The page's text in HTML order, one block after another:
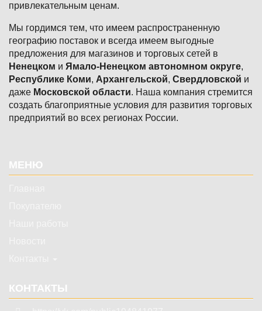
привлекательным ценам.
Мы гордимся тем, что имеем распространенную
географию поставок и всегда имеем выгодные
предложения для магазинов и торговых сетей в
Ненецком и Ямало-Ненецком автономном округе,
Республике Коми, Архангельской, Свердловской и
даже Московской области. Наша компания стремится
создать благоприятные условия для развития торговых
предприятий во всех регионах России.
МЕНЮ
КОНТАКТЫ